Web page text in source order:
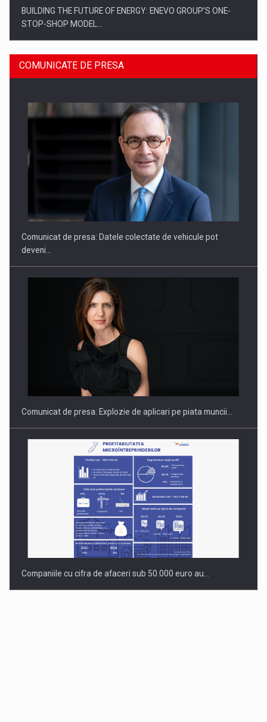
BUILDING THE FUTURE OF ENERGY: ENEVO GROUP’S ONE-
STOP-SHOP MODEL…
ROOTED IN ROMANIA, BUILT TO DELIVER TECHNOLOGY FOR
PUTTING ROMANIAN CORPORATE COMPANIES ON THE
INTERNATIONAL BUSINESS SCENE
COMUNICATE DE PRESA
Comunicat de presa: Datele colectate de vehicule pot
deveni…
Comunicat de presa: Explozie de aplicari pe piata muncii…
Companiile cu cifra de afaceri sub 50.000 euro au…